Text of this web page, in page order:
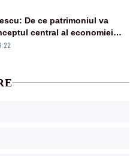
De ce patrimoniul va
central al economiei